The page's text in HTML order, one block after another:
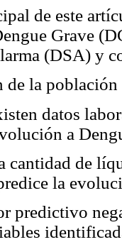
de este
Grave
(DSA) y
de la población
datos
a
cantidad de
la
predictivo